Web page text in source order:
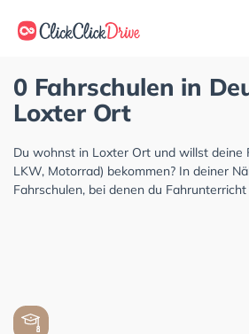
0 Fahrschulen in
Loxter Ort
Du wohnst in Loxter Ort und willst deine
LKW, Motorrad) bekommen? In deiner
Fahrschulen, bei denen du